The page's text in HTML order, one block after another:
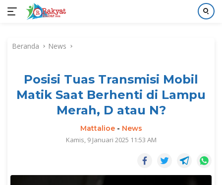
kontenBeranda News
Posisi Tuas Transmisi Mobil
Matik Saat Berhenti di Lampu
Merah, D atau N?
Mattalioe- News
Kamis, 9 Januari 2025 11:53 AM